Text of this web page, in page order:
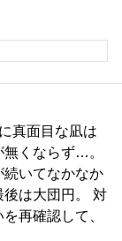
真面目な凪は
くならず…。
続いてなかなか
は大団円。 対
再確認して、